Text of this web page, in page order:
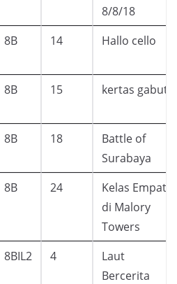
8/8/18
8B 14 Hallo cello
8B 15 kertas gabut
8B 18
Battle of
Surabaya
8B 24
Kelas Empat
di Malory
Towers
8BIL2 4
Laut
Bercerita